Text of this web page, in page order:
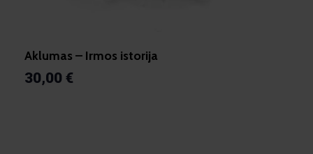
Aklumas – Irmos istorija
30,00 €